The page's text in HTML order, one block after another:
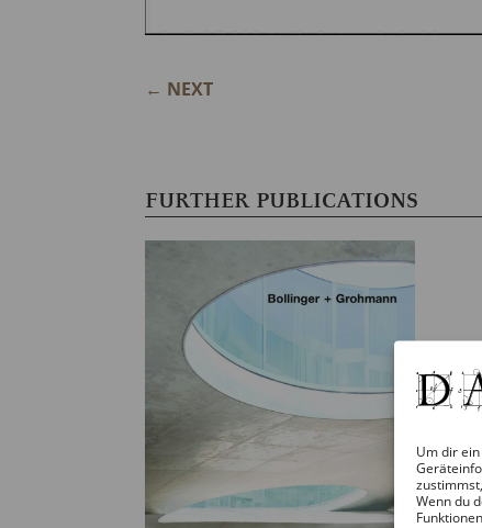
Um dir
Wenn du
← NEXT
FURTHER PUBLICATIONS